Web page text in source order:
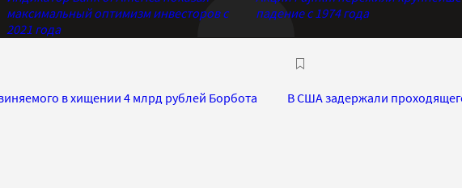
максимальный оптимизм инвесторов с
2021 года
падение с 1974 года
в хищении 4 млрд рублей Борбота В США задержали